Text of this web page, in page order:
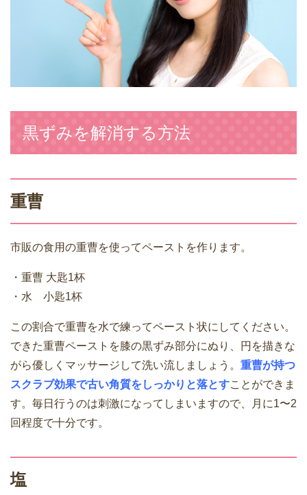
黒ずみを解消する方法
重曹
市販の食用の重曹を使ってペーストを作ります。
・重曹 大匙1杯
・水 小匙1杯
この割合で重曹を水で練ってペースト状にしてください。
できた重曹ペーストを膝の黒ずみ部分にぬり、円を描きな
がら優しくマッサージして洗い流しましょう。 重曹が持つ
スクラブ効果で古い角質をしっかりと落とすことができま
す。毎日行うのは刺激になってしまいますので、月に1〜2
回程度で十分です。
塩